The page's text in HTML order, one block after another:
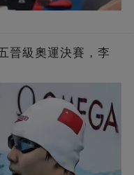
晉級奧運決賽，李